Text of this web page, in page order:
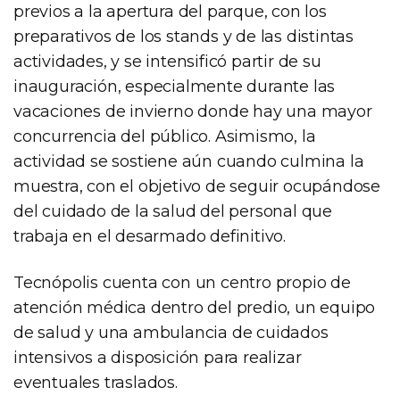
previos a la apertura del parque, con los
preparativos de los stands y de las distintas
actividades, y se intensificó partir de su
inauguración, especialmente durante las
vacaciones de invierno donde hay una mayor
concurrencia del público. Asimismo, la
actividad se sostiene aún cuando culmina la
muestra, con el objetivo de seguir ocupándose
del cuidado de la salud del personal que
trabaja en el desarmado definitivo.
Tecnópolis cuenta con un centro propio de
atención médica dentro del predio, un equipo
de salud y una ambulancia de cuidados
intensivos a disposición para realizar
eventuales traslados.